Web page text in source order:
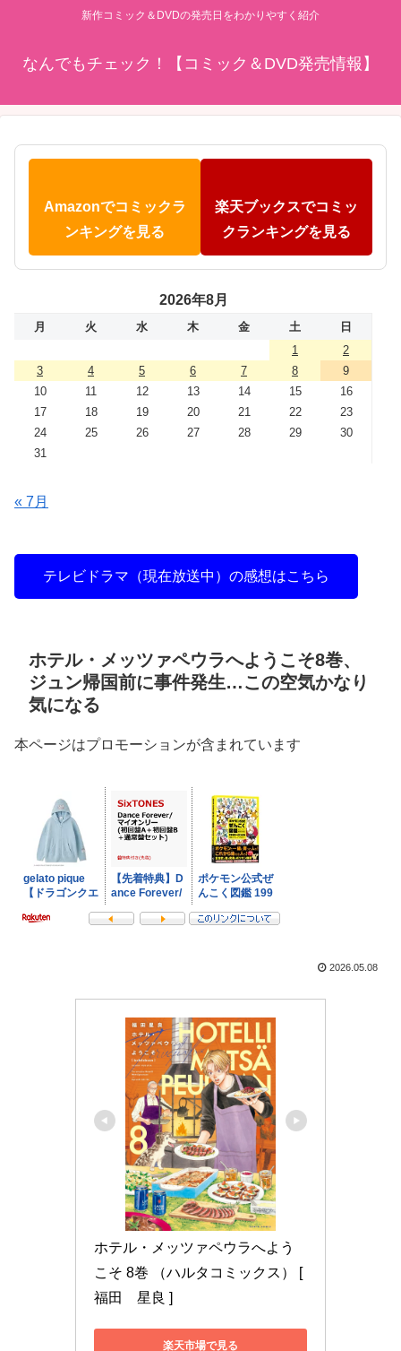
新作コミック＆DVDの発売日をわかりやすく紹介
なんでもチェック！【コミック＆DVD発売情報】
Amazonでコミックラ
ンキングを見る
楽天ブックスでコミッ
クランキングを見る
2026年8月
月 火 水 木 金 土
日
1
2
3
4 5 6 7 8
9
10
11 12 13 14 15
16
17
18 19 20 21 22
23
24
25 26 27 28 29
30
31
« 7月
テレビドラマ（現在放送中）の感想はこちら
ホテル・メッツァペウラへようこそ8巻、
ジュン帰国前に事件発生…この空気かなり
気になる
本ページはプロモーションが含まれています
2026.05.08
ホテル・メッツァペウラへよう
こそ 8巻 （ハルタコミックス） [
福田　星良 ]
楽天市場で見る